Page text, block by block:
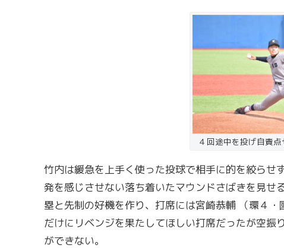
４回途中を投げ自責
竹内は緩急を上手く使った投球で相手に的を絞ら
発を感じさせない落ち着いたマウンドさばきを見せ
塁と先制の好機を作り、打席には宮崎恭輔 （環４
だけにリベンジを果たしてほしい打席だったが空
ができない。